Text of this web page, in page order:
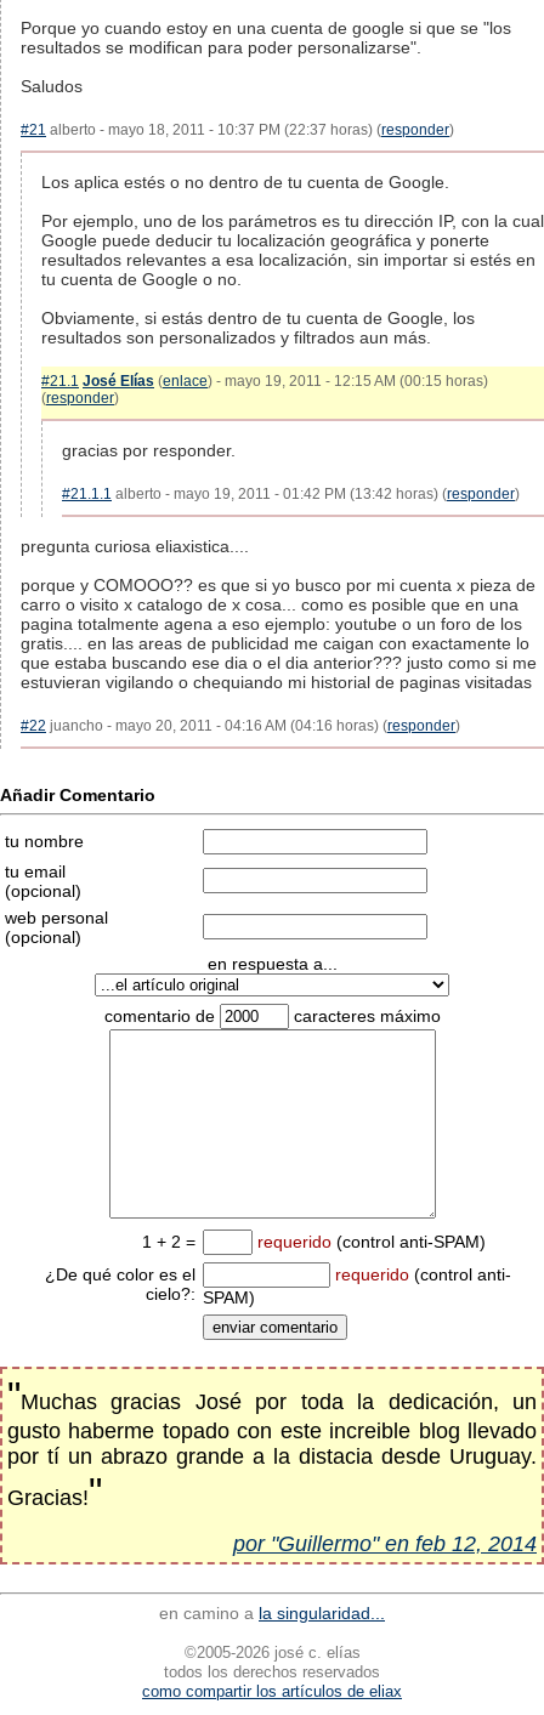
Porque yo cuando estoy en una cuenta de google si que se "los
resultados se modifican para poder personalizarse".
Saludos
#21 alberto - mayo 18, 2011 - 10:37 PM (22:37 horas) (responder)
Los aplica estés o no dentro de tu cuenta de Google.
Por ejemplo, uno de los parámetros es tu dirección IP, con la cual
Google puede deducir tu localización geográfica y ponerte
resultados relevantes a esa localización, sin importar si estés en
tu cuenta de Google o no.
Obviamente, si estás dentro de tu cuenta de Google, los
resultados son personalizados y filtrados aun más.
#21.1 José Elías (enlace) - mayo 19, 2011 - 12:15 AM (00:15 horas)
(responder)
gracias por responder.
#21.1.1 alberto - mayo 19, 2011 - 01:42 PM (13:42 horas) (responder)
pregunta curiosa eliaxistica....
porque y COMOOO?? es que si yo busco por mi cuenta x pieza de
carro o visito x catalogo de x cosa... como es posible que en una
pagina totalmente agena a eso ejemplo: youtube o un foro de los
gratis.... en las areas de publicidad me caigan con exactamente lo
que estaba buscando ese dia o el dia anterior??? justo como si me
estuvieran vigilando o chequiando mi historial de paginas visitadas
#22 juancho - mayo 20, 2011 - 04:16 AM (04:16 horas) (responder)
Añadir Comentario
tu nombre
tu email
(opcional)
web personal
(opcional)
en respuesta a...
comentario de caracteres máximo
1 + 2 = requerido (control anti-SPAM)
¿De qué color es el
cielo?:
requerido (control anti-
SPAM)
"Muchas gracias José por toda la dedicación, un
gusto haberme topado con este increible blog llevado
por tí un abrazo grande a la distacia desde Uruguay.
Gracias!"
por "Guillermo" en feb 12, 2014
en camino a la singularidad...
©2005-2026 josé c. elías
todos los derechos reservados
como compartir los artículos de eliax